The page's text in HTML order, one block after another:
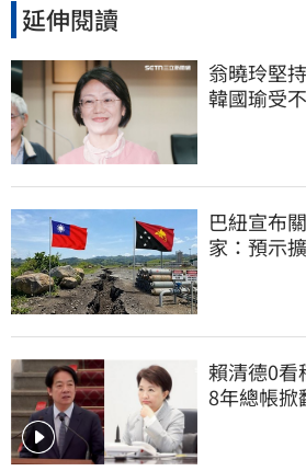
延伸閱讀
翁曉玲堅
韓國瑜受
巴紐宣布
家：預示
賴清德0看
8年總帳掀